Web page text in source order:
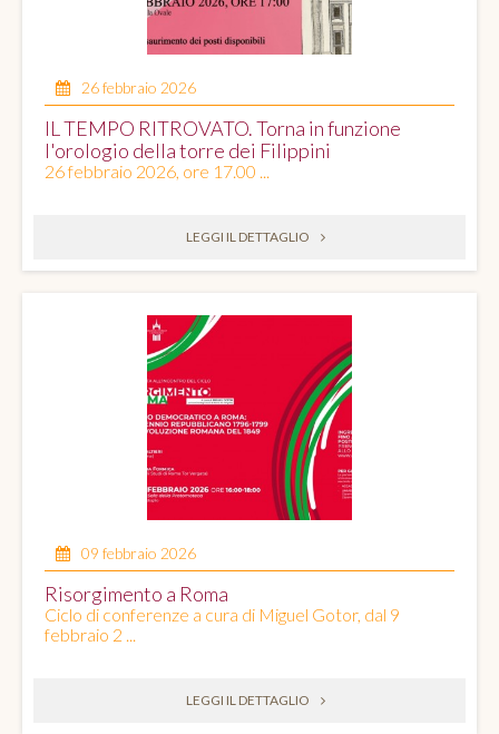
26 febbraio 2026
IL TEMPO RITROVATO. Torna in funzione
l'orologio della torre dei Filippini
26 febbraio 2026, ore 17.00 ...
LEGGI IL DETTAGLIO
09 febbraio 2026
Risorgimento a Roma
Ciclo di conferenze a cura di Miguel Gotor, dal 9
febbraio 2 ...
LEGGI IL DETTAGLIO